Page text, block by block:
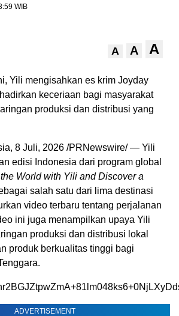
WIB
A A A
Yili mengisahkan es krim Joyday
keceriaan bagi masyarakat
produksi dan distribusi yang
, 8 Juli, 2026 /PRNewswire/ — Yili
edisi Indonesia dari program global
World with Yili and Discover a
salah satu dari lima destinasi
video terbaru tentang perjalanan
ini juga menampilkan upaya Yili
produksi dan distribusi lokal
produk berkualitas tinggi bagi
ADVERTISEMENT